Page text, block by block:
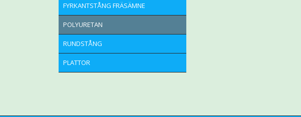
FYRKANTSTÅNG FRÄSÄMNE
POLYURETAN
RUNDSTÅNG
PLATTOR